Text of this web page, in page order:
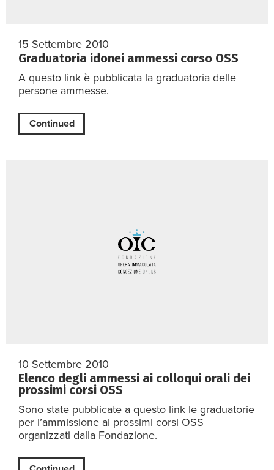
15 Settembre 2010
Graduatoria idonei ammessi corso OSS
A questo link è pubblicata la graduatoria delle
persone ammesse.
Continued
10 Settembre 2010
Elenco degli ammessi ai colloqui orali dei
prossimi corsi OSS
Sono state pubblicate a questo link le graduatorie
per l’ammissione ai prossimi corsi OSS
organizzati dalla Fondazione.